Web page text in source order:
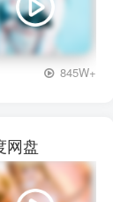
845W+
网盘